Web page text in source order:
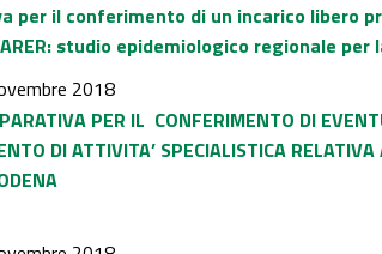
per il conferimento di un incarico libero
studio epidemiologico regionale
2018
PER IL CONFERIMENTO DI
DI ATTIVITA’ SPECIALISTICA